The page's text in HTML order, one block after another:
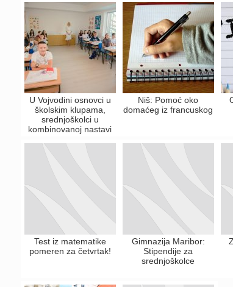
U Vojvodini osnovci u
školskim klupama,
srednjoškolci u
kombinovanoj nastavi
Niš: Pomoć oko
domaćeg iz francuskog
Test iz matematike
pomeren za četvrtak!
Gimnazija Maribor:
Stipendije za
srednjoškolce